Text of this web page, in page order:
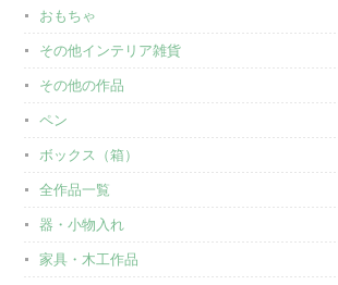
おもちゃ
その他インテリア雑貨
その他の作品
ペン
ボックス（箱）
全作品一覧
器・小物入れ
家具・木工作品